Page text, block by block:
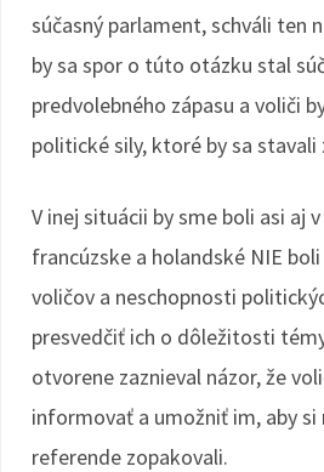
súčasný parlament, schváli ten
by sa spor o túto otázku stal
predvolebného zápasu a voliči
politické sily, ktoré by sa
V inej situácii by sme boli asi aj
francúzske a holandské NIE
voličov a neschopnosti
presvedčiť ich o dôležitosti
otvorene zaznieval názor, že
informovať a umožniť im, aby si
referende zopakovali.